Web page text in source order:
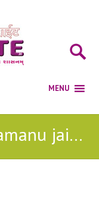
Sauripuri-Nagar-Sohamanu jain stavan